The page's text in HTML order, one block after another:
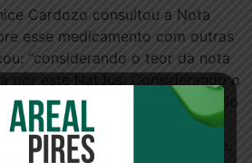
Cardozo consultou a Nota
esse medicamento com outras
“considerando o teor da nota
por este NatJus; Considerando o
Múltiplo recidivado e refratário
Considerando a
medicações: Daratumumabe,